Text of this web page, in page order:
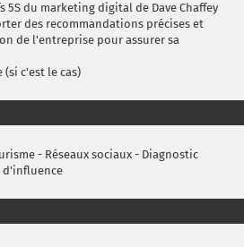
du marketing digital de Dave Chaffey
des recommandations précises et
de l'entreprise pour assurer sa
c'est le cas)
- Réseaux sociaux - Diagnostic
d'influence